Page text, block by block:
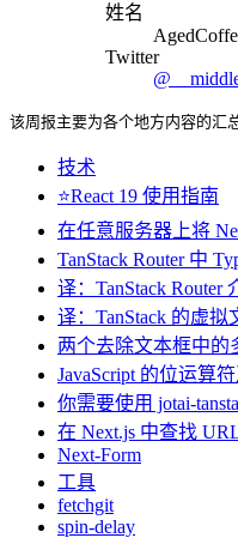
姓名
Twitter
该周报主要为各个地方内容的汇
技术
⭐️React 19 使用指南
在任意服务器上将
TanStack Router 中
译：TanStack Router
译：TanStack 的虚拟
两个去除文本框中的
JavaScript 的位运算
你需要使用 jotai-
在 Next.js 中查找
Next-Form
工具
fetchgit
spin-delay